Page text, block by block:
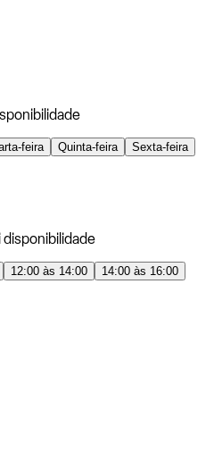
feira Quinta-feira
Sexta-feira
disponibilidade
12:00 às 14:00
14:00 às 16:00